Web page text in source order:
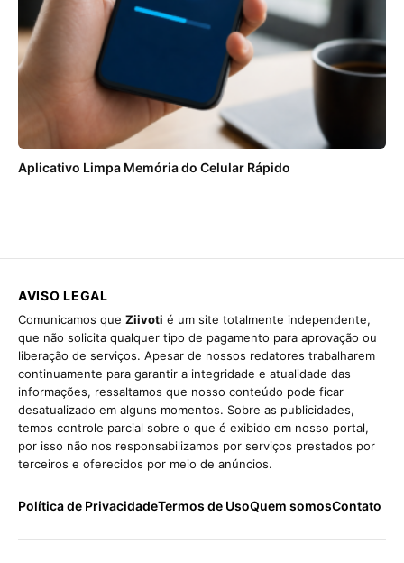
Aplicativo Limpa Memória do Celular Rápido
AVISO LEGAL
Comunicamos que Ziivoti é um site totalmente independente,
que não solicita qualquer tipo de pagamento para aprovação ou
liberação de serviços. Apesar de nossos redatores trabalharem
continuamente para garantir a integridade e atualidade das
informações, ressaltamos que nosso conteúdo pode ficar
desatualizado em alguns momentos. Sobre as publicidades,
temos controle parcial sobre o que é exibido em nosso portal,
por isso não nos responsabilizamos por serviços prestados por
terceiros e oferecidos por meio de anúncios.
Política de PrivacidadeTermos de UsoQuem somosContato